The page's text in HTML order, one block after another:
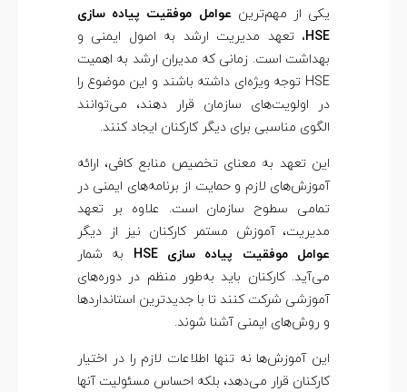
س
ی
H
یکی از مهم‌ترین عوامل موفقیت پیاده‌ سازی
HSE، تعهد مدیریت ارشد به اصول ایمنی و
بهداشت است. زمانی که مدیران ارشد به اهمیت
HSE توجه ویژه‌ای داشته باشند و این موضوع را
در اولویت‌های سازمان قرار دهند، می‌توانند
الگوی مناسبی برای دیگر کارکنان ایجاد کنند.
این تعهد به معنای تخصیص منابع کافی، ارائه
آموزش‌های لازم و حمایت از برنامه‌های ایمنی در
تمامی سطوح سازمان است. علاوه بر تعهد
مدیریت، آموزش مستمر کارکنان نیز از دیگر
عوامل موفقیت پیاده‌ سازی HSE
به شمار
می‌آید. کارکنان باید به‌طور منظم در دوره‌های
آموزشی شرکت کنند تا با جدیدترین استانداردها
و روش‌های ایمنی آشنا شوند.
این آموزش‌ها نه تنها اطلاعات لازم را در اختیار
کارکنان قرار می‌دهد، بلکه احساس مسئولیت آنها